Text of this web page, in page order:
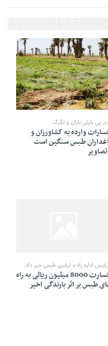
28 Farvardin 1391 - 19:01
در پی بارش باران و تگرگ:
وارده به کشاورزان و
طبس سنگین است
رئیس اداره راه و ترابری طبس خبر داد:
خسارت 8000 میلیون ریالی به راه
طبس بر اثر بارندگی اخیر